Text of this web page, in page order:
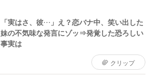
「実はさ、彼…」え？恋バナ中、笑い出した
妹の不気味な発言にゾッ⇒発覚した恐ろしい
事実は
クリップ